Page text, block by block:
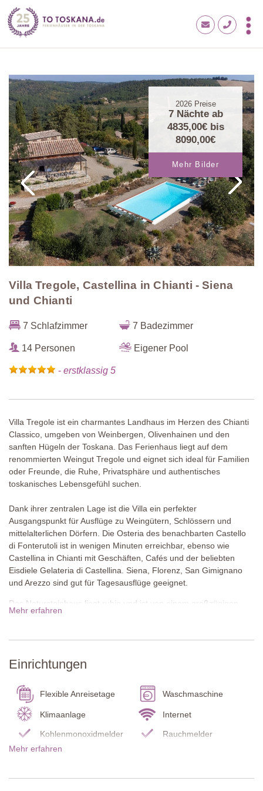
2026Preise
7 Nächte ab
4835,00€bis
8090,00€
Mehr Bilder
Villa Tregole, Castellina in Chianti - Siena
und Chianti
7 Schlafzimmer 7 Badezimmer
14 Personen Eigener Pool
- erstklassig 5
Villa Tregole ist ein charmantes Landhaus im Herzen des Chianti
Classico, umgeben von Weinbergen, Olivenhainen und den
sanften Hügeln der Toskana. Das Ferienhaus liegt auf dem
renommierten Weingut Tregole und eignet sich ideal für Familien
oder Freunde, die Ruhe, Privatsphäre und authentisches
toskanisches Lebensgefühl suchen.
Dank ihrer zentralen Lage ist die Villa ein perfekter
Ausgangspunkt für Ausflüge zu Weingütern, Schlössern und
mittelalterlichen Dörfern. Die Osteria des benachbarten Castello
di Fonterutoli ist in wenigen Minuten erreichbar, ebenso wie
Castellina in Chianti mit Geschäften, Cafés und der beliebten
Eisdiele Gelateria di Castellina. Siena, Florenz, San Gimignano
und Arezzo sind gut für Tagesausflüge geeignet.
Das Natursteinhaus liegt ruhig und ist von einem großzügigen
Garten mit alten Bäumen, möblierten Terrassen und einem
Obergeschoss und einem offenen Wohn-, Ess- und
Wohnungen mit eigenen Eingängen. Eine Wohnung bietet zwei
Schlafzimmer, die andere ein Schlafzimmer im Erdgeschoss.
Innen sorgt eine stilvolle Kombination aus traditionellen
Elementen wie Holzbalkendecken und Terrakottaböden sowie
liebevoll ausgewählter Einrichtung für toskanisches Flair.
Das Weingut bietet Führungen und Weinverkostungen. Auf
Mehr erfahren
Einrichtungen
Flexible Anreisetage Waschmaschine
Klimaanlage Internet
Kohlenmonoxidmelder
Rauchmelder
Feuerlöscher
Mehr erfahren